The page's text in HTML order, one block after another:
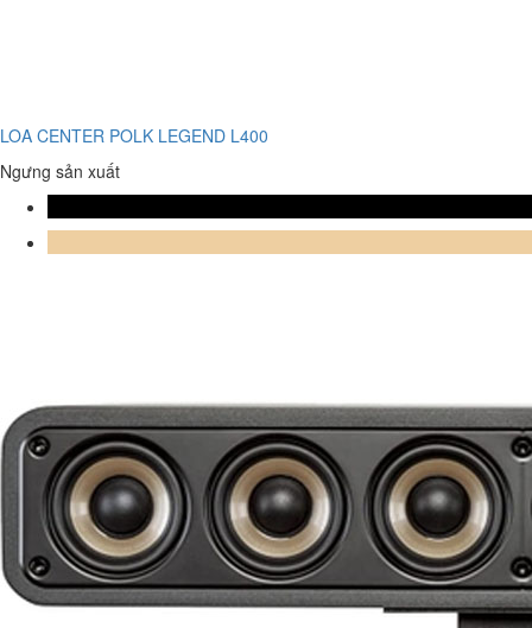
LOA CENTER POLK LEGEND L400
Ngưng sản xuất